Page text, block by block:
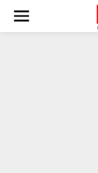
konten